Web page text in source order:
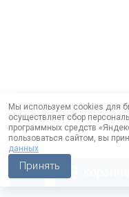
Мы используем cookies для
осуществляет сбор
программных средств
пользоваться сайтом, вы
данных
Принять